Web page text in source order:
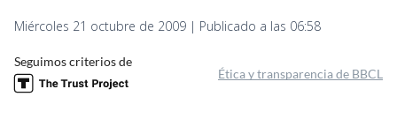
Miércoles 21 octubre de 2009 | Publicado a las 06:58
Seguimos criterios de
Ética y transparencia de BBCL